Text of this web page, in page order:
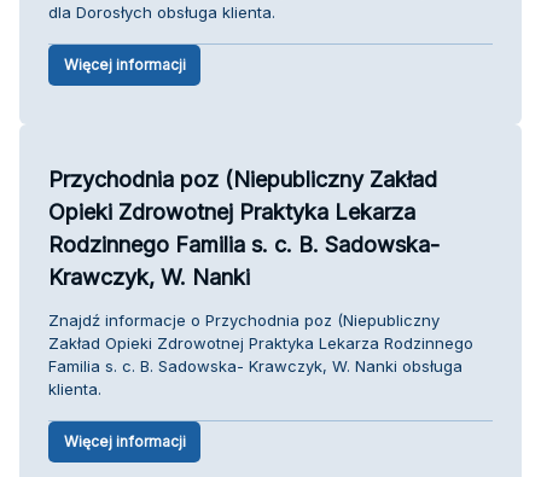
dla Dorosłych obsługa klienta.
Więcej informacji
Przychodnia poz (Niepubliczny Zakład
Opieki Zdrowotnej Praktyka Lekarza
Rodzinnego Familia s. c. B. Sadowska-
Krawczyk, W. Nanki
Znajdź informacje o Przychodnia poz (Niepubliczny
Zakład Opieki Zdrowotnej Praktyka Lekarza Rodzinnego
Familia s. c. B. Sadowska- Krawczyk, W. Nanki obsługa
klienta.
Więcej informacji